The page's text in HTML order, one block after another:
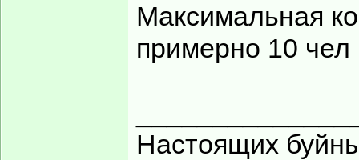
Максимальная
примерно 10 чел
Настоящих